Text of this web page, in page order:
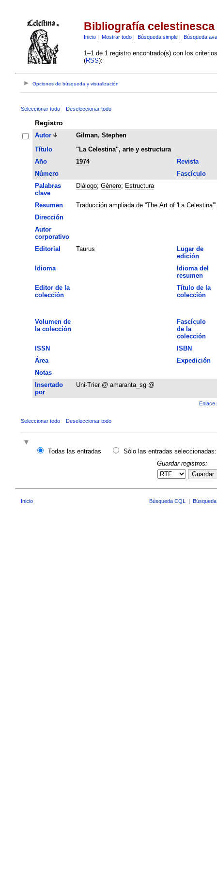
Bibliografía celestinesca
Inicio| Mostrar todo| Búsqueda simple| Búsqueda
1–1 de 1 registro encontrado(s) con los
(RSS):
Opciones de búsqueda y visualización
Seleccionar todo Deseleccionar todo
Registro
Autor
Gilman, Stephen
Título
"La Celestina", arte y estructura
Año
1974
Revista
Número
Fascículo
Palabras
clave
Diálogo; Género; Estructura
Resumen
Traducción ampliada de “The Art of 'La Celestina'”.
Dirección
Autor
corporativo
Editorial
Taurus
Lugar de
edición
Idioma
Idioma del
resumen
Editor de la
colección
Título de la
colección
Volumen de
la colección
Fascículo
de la
colección
ISSN
ISBN
Área
Expedición
Notas
Insertado
por
Uni-Trier @ amaranta_sg @
Enlace
Seleccionar todo Deseleccionar todo
Todas las entradas
Sólo las entradas seleccionadas:
Guardar registros:
Guardar
Inicio Búsqueda CQL